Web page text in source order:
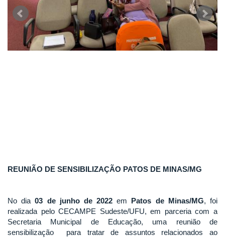
REUNIÃO DE SENSIBILIZAÇÃO PATOS DE MINAS/MG
No dia 03 de junho de 2022em Patos de Minas/MG, foi
realizada pelo CECAMPE Sudeste/UFU, em parceria com a
Secretaria Municipal de Educação, uma reunião de
sensibilização para tratar de assuntos relacionados ao